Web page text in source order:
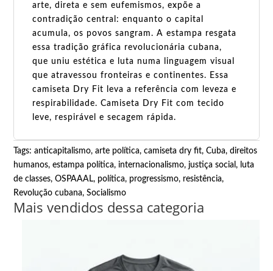
arte, direta e sem eufemismos, expõe a
contradição central: enquanto o capital
acumula, os povos sangram. A estampa resgata
essa tradição gráfica revolucionária cubana,
que uniu estética e luta numa linguagem visual
que atravessou fronteiras e continentes. Essa
camiseta Dry Fit leva a referência com leveza e
respirabilidade. Camiseta Dry Fit com tecido
leve, respirável e secagem rápida.
Tags:anticapitalismo,arte política,camiseta dry fit,Cuba,direitos
humanos,estampa política,internacionalismo,justiça social, luta
de classes,OSPAAAL, política, progressismo, resistência,
Revolução cubana,Socialismo
Mais vendidos dessa categoria